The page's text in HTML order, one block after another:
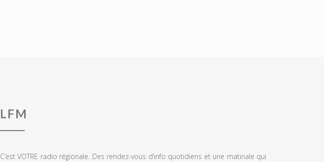
LFM
C’est VOTRE radio régionale. Des rendez-vous d’info quotidiens et une matinale qui